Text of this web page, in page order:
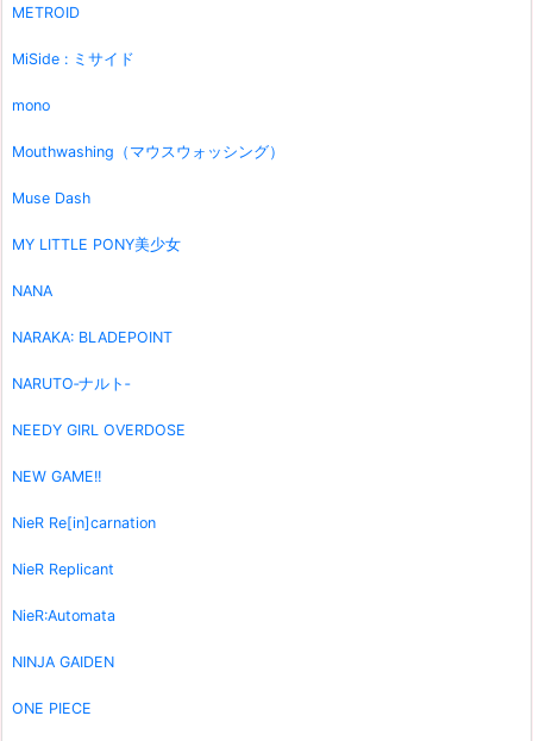
METROID
MiSide : ミサイド
mono
Mouthwashing（マウスウォッシング）
Muse Dash
MY LITTLE PONY美少女
NANA
NARAKA: BLADEPOINT
NARUTO‐ナルト‐
NEEDY GIRL OVERDOSE
NEW GAME!!
NieR Re[in]carnation
NieR Replicant
NieR:Automata
NINJA GAIDEN
ONE PIECE